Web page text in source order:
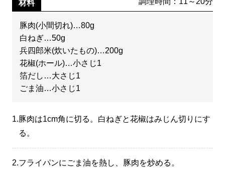
材料
豚肉(小間切れ)…80g
白ねぎ…50g
兵四郎米(炊いたもの)…200g
花椒(ホール)…小さじ1
箔だし…大さじ1
ごま油…小さじ1
1.豚肉は1cm角に切る。白ねぎと花椒はみじん切りにす
る。
2.フライパンにごま油を熱し、豚肉を炒める。